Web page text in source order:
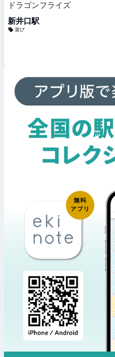
ドラゴンフライズ
新井口駅
遊び